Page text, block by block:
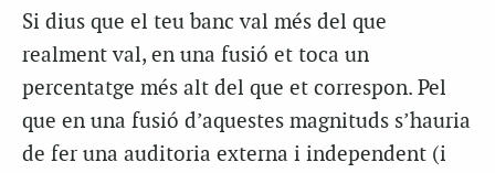
Si dius que el teu banc val més del que
realment val, en una fusió et toca un
percentatge més alt del que et correspon. Pel
que en una fusió d’aquestes magnituds s’hauria
de fer una auditoria externa i independent (i